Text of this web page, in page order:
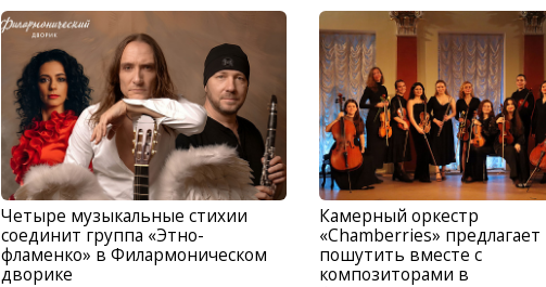
Четыре музыкальные стихии
соединит группа «Этно-
фламенко» в Филармоническом
дворике
Камерный оркестр
«Chamberries» предлагает
пошутить вместе с
композиторами в